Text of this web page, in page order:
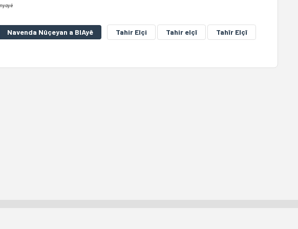
Navenda Nûçeyan a BIAyê Tahir Elçi Tahir elçî
Tahîr Elçî